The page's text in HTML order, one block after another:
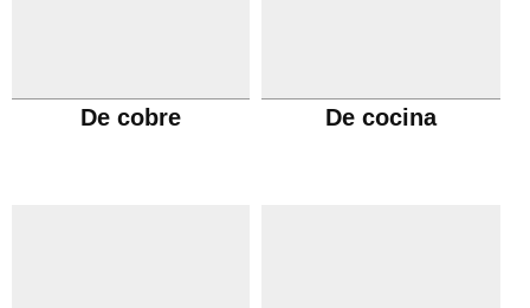
De cobre De cocina